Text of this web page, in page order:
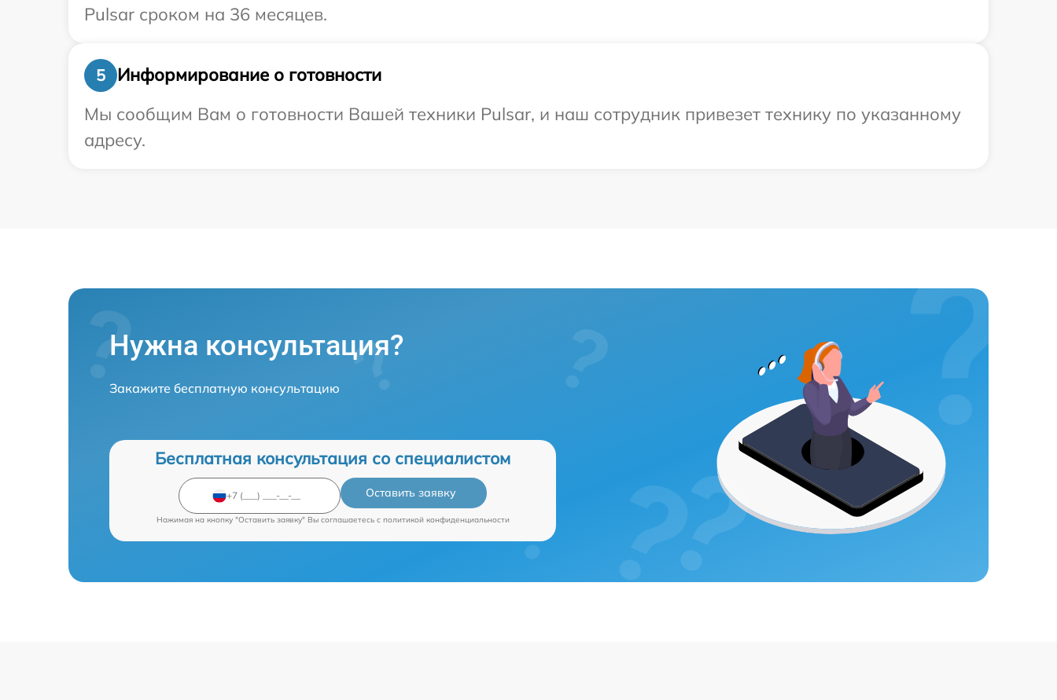
Pulsar сроком на 36 месяцев.
5
Информирование о готовности
Мы сообщим Вам о готовности Вашей техники Pulsar, и наш сотрудник привезет технику по указанному
адресу.
Нужна консультация?
Закажите бесплатную консультацию
Бесплатная консультация со специалистом
Оставить заявку
Нажимая на кнопку "Оставить заявку" Вы соглашаетесь c политикой конфиденциальности